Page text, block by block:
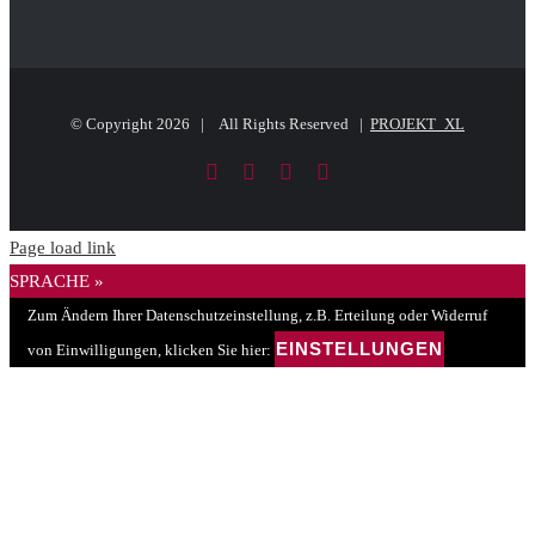
© Copyright 2026 | All Rights Reserved | PROJEKT_XL
FacebookLinkedIn
PayPal
Page load link
SPRACHE »
Zum Ändern Ihrer Datenschutzeinstellung, z.B. Erteilung oder Widerruf
von Einwilligungen, klicken Sie hier: EINSTELLUNGEN